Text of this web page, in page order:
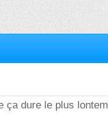
ça dure le plus